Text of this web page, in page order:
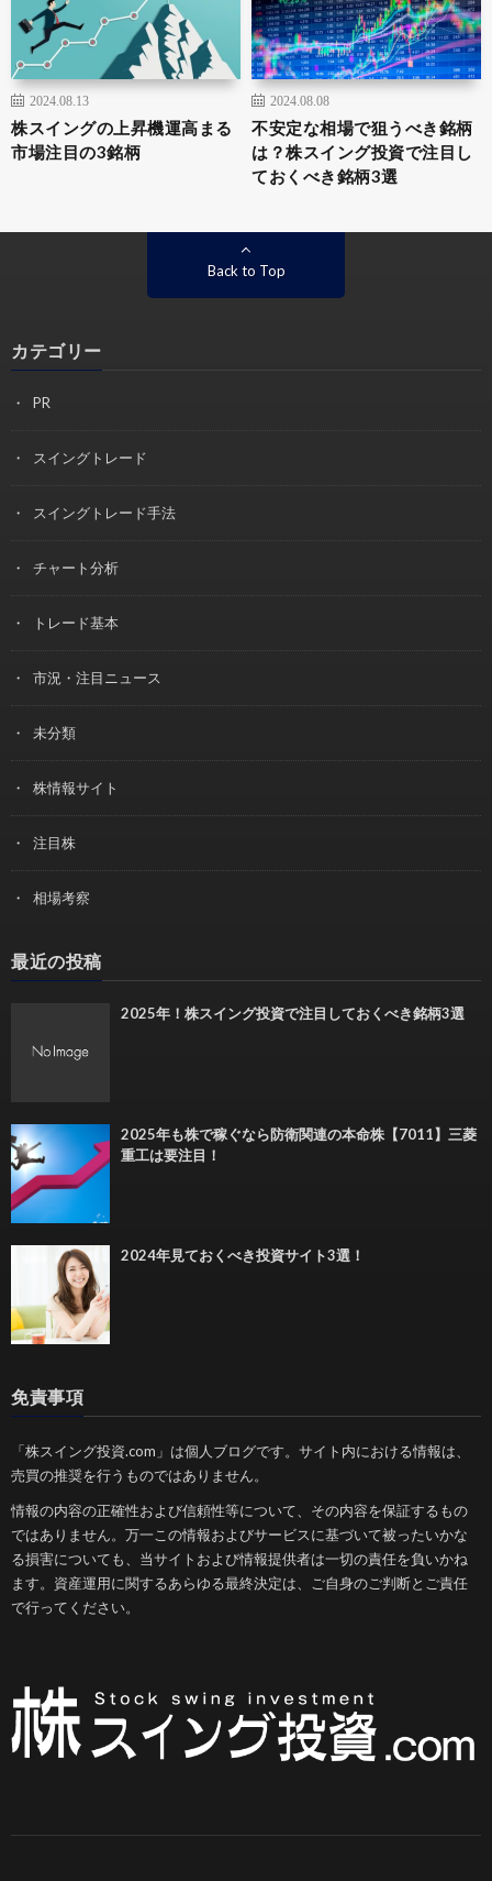
2024.08.13
株スイングの上昇機運高まる
市場注目の3銘柄
2024.08.08
不安定な相場で狙うべき銘柄
は？株スイング投資で注目し
ておくべき銘柄3選
Back to Top
カテゴリー
PR
スイングトレード
スイングトレード手法
チャート分析
トレード基本
市況・注目ニュース
未分類
株情報サイト
注目株
相場考察
最近の投稿
2025年！株スイング投資で注目しておくべき銘柄3選
2025年も株で稼ぐなら防衛関連の本命株【7011】三菱
重工は要注目！
2024年見ておくべき投資サイト3選！
免責事項
「株スイング投資.com」は個人ブログです。サイト内における情報は、
売買の推奨を行うものではありません。
情報の内容の正確性および信頼性等について、その内容を保証するもの
ではありません。万一この情報およびサービスに基づいて被ったいかな
る損害についても、当サイトおよび情報提供者は一切の責任を負いかね
ます。資産運用に関するあらゆる最終決定は、ご自身のご判断とご責任
で行ってください。